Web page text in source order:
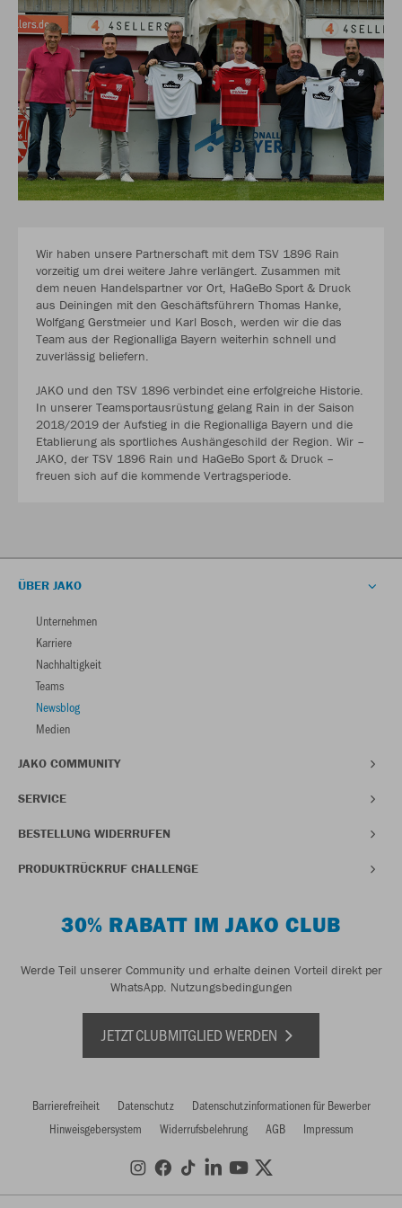
Wir haben unsere Partnerschaft mit dem TSV 1896 Rain
vorzeitig um drei weitere Jahre verlängert. Zusammen mit
dem neuen Handelspartner vor Ort, HaGeBo Sport & Druck
aus Deiningen mit den Geschäftsführern Thomas Hanke,
Wolfgang Gerstmeier und Karl Bosch, werden wir die das
Team aus der Regionalliga Bayern weiterhin schnell und
zuverlässig beliefern.
JAKO und den TSV 1896 verbindet eine erfolgreiche Historie.
In unserer Teamsportausrüstung gelang Rain in der Saison
2018/2019 der Aufstieg in die Regionalliga Bayern und die
Etablierung als sportliches Aushängeschild der Region. Wir –
JAKO, der TSV 1896 Rain und HaGeBo Sport & Druck –
freuen sich auf die kommende Vertragsperiode.
ÜBER JAKO
Unternehmen
Karriere
Nachhaltigkeit
Teams
Newsblog
Medien
JAKO COMMUNITY
SERVICE
BESTELLUNG WIDERRUFEN
PRODUKTRÜCKRUF CHALLENGE
30% RABATT IM JAKO CLUB
Werde Teil unserer Community und erhalte deinen Vorteil direkt per
WhatsApp. Nutzungsbedingungen
JETZT CLUBMITGLIED WERDEN
Barrierefreiheit Datenschutz
Datenschutzinformationen für Bewerber
Hinweisgebersystem
Widerrufsbelehrung AGB Impressum